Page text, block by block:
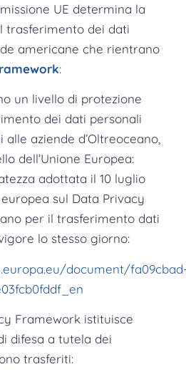
UE determina la
trasferimento dei dati
americane che rientrano
:
un livello di protezione
dei dati personali
aziende d’Oltreoceano,
dell’Unione Europea:
adottata il 10 luglio
sul Data Privacy
per il trasferimento dati
lo stesso giorno:
document/
Framework istituisce
difesa a tutela dei
trasferiti: